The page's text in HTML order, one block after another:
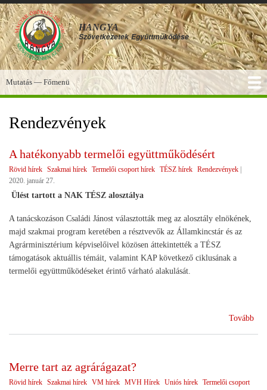
Ugrás
a
tartalomra
HANGYA
Szövetkezetek Együttműködése
Főmenü
Mutatás — Főmenü
Rendezvények
A hatékonyabb termelői együttműködésért
Rövid hírek Szakmai hírek Termelői csoport hírek TÉSZ hírek Rendezvények
2020. január 27.
Ülést tartott a NAK TÉSZ alosztálya
A tanácskozáson Családi Jánost választották meg az alosztály elnökének,
majd szakmai program keretében a résztvevők az Államkincstár és az
Agrárminisztérium képviselőivel közösen áttekintették a TÉSZ
támogatások aktuállis témáit, valamint KAP következő ciklusának a
termelői együttműködéseket érintő várható alakulását.
Tovább
Merre tart az agrárágazat?
Rövid hírek Szakmai hírek VM hírek MVH Hírek Uniós hírek Termelői csoport